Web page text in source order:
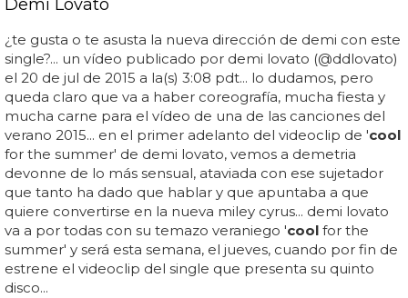
Demi Lovato
¿te gusta o te asusta la nueva dirección de demi con este
single?... un vídeo publicado por demi lovato (@ddlovato)
el 20 de jul de 2015 a la(s) 3:08 pdt... lo dudamos, pero
queda claro que va a haber coreografía, mucha fiesta y
mucha carne para el vídeo de una de las canciones del
verano 2015... en el primer adelanto del videoclip de 'cool
for the summer' de demi lovato, vemos a demetria
devonne de lo más sensual, ataviada con ese sujetador
que tanto ha dado que hablar y que apuntaba a que
quiere convertirse en la nueva miley cyrus... demi lovato
va a por todas con su temazo veraniego 'cool for the
summer' y será esta semana, el jueves, cuando por fin de
estrene el videoclip del single que presenta su quinto
disco...